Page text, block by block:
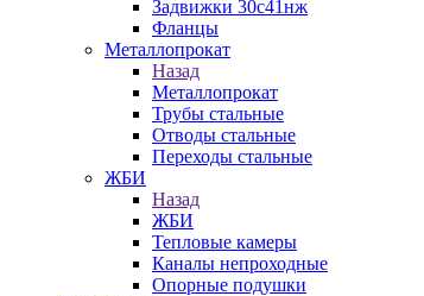
Задвижки 30с41нж
Фланцы
Металлопрокат
Назад
Металлопрокат
Трубы стальные
Отводы стальные
Переходы стальные
ЖБИ
Назад
ЖБИ
Тепловые камеры
Каналы непроходные
Опорные подушки